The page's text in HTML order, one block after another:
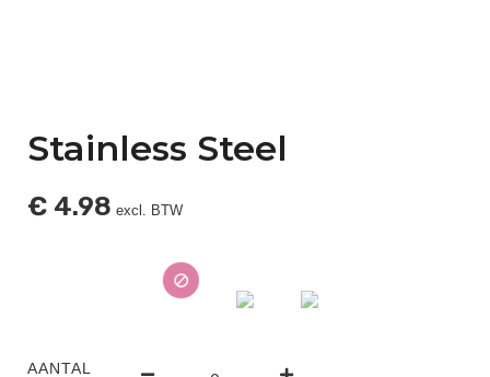
Stainless Steel
€ 4.98 excl. BTW
AANTAL